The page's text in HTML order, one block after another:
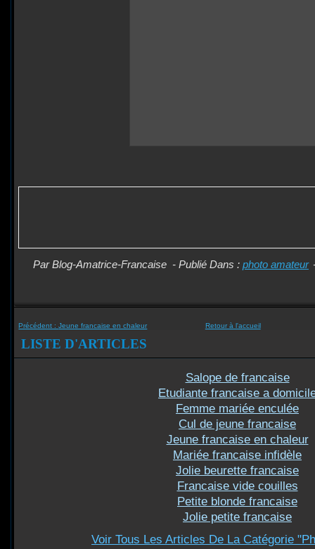
Par Blog-Amatrice-Francaise - Publié Dans : photo amateur
Précédent :Jeune francaise en chaleur Retour à l'accueil
LISTE D'ARTICLES
Salope de francaise
Etudiante francaise a
Femme mariée enculée
Cul de jeune francaise
Jeune francaise en chaleur
Mariée francaise infidèle
Jolie beurette francaise
Francaise vide couilles
Petite blonde francaise
Jolie petite francaise
Voir Tous Les Articles De La Catégorie